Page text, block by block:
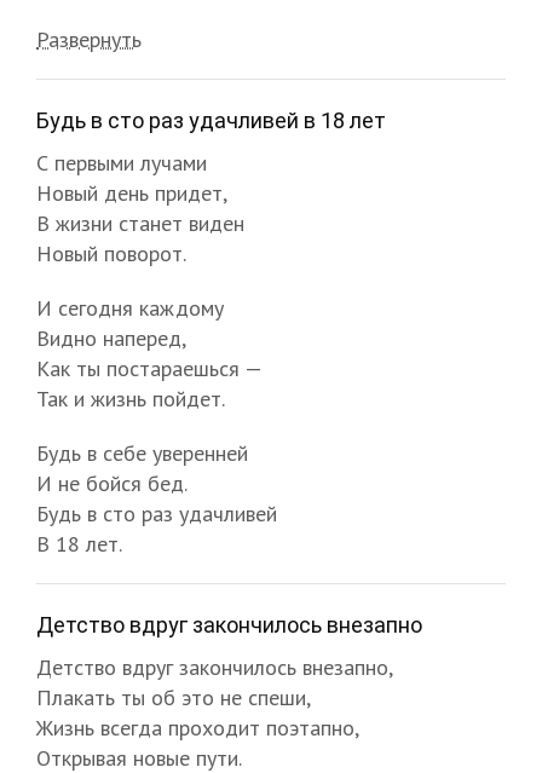
Развернуть
Будь в сто раз удачливей в 18 лет
С первыми лучами
Новый день придет,
В жизни станет виден
Новый поворот.
И сегодня каждому
Видно наперед,
Как ты постараешься —
Так и жизнь пойдет.
Будь в себе уверенней
И не бойся бед.
Будь в сто раз удачливей
В 18 лет.
Детство вдруг закончилось внезапно
Детство вдруг закончилось внезапно,
Плакать ты об это не спеши,
Жизнь всегда проходит поэтапно,
Открывая новые пути.